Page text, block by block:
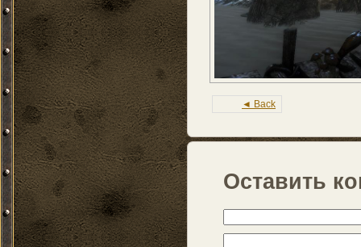
◄ Back
Оставить